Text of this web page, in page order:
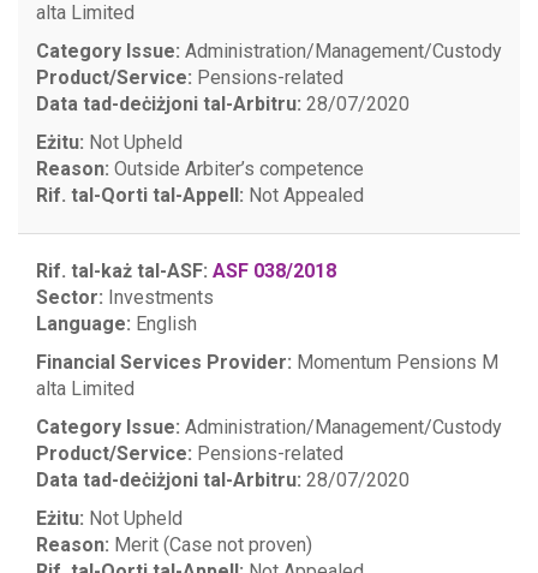
alta Limited
Category Issue: Administration/Management/Custody
Product/Service: Pensions-related
Data tad-deċiżjoni tal-Arbitru: 28/07/2020
Eżitu: Not Upheld
Reason: Outside Arbiter’s competence
Rif. tal-Qorti tal-Appell: Not Appealed
Rif. tal-każ tal-ASF: ASF 038/2018
Sector: Investments
Language: English
Financial Services Provider: Momentum Pensions M
alta Limited
Category Issue: Administration/Management/Custody
Product/Service: Pensions-related
Data tad-deċiżjoni tal-Arbitru: 28/07/2020
Eżitu: Not Upheld
Reason: Merit (Case not proven)